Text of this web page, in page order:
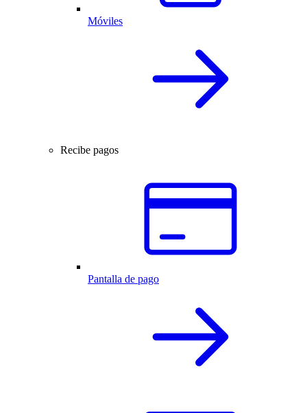
Móviles
Recibe pagos
Pantalla de pago